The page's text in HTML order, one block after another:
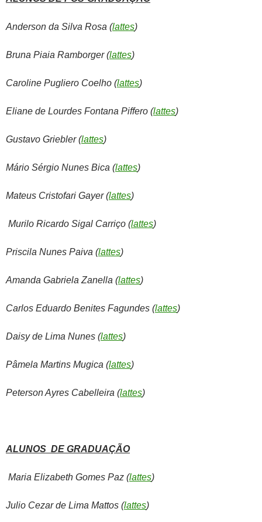
Anderson da Silva Rosa (lattes)
Bruna Piaia Ramborger (lattes)
Caroline Pugliero Coelho (lattes)
Eliane de Lourdes Fontana Piffero (lattes)
Gustavo Griebler (lattes)
Mário Sérgio Nunes Bica (lattes)
Mateus Cristofari Gayer (lattes)
Murilo Ricardo Sigal Carriço (lattes)
Priscila Nunes Paiva (lattes)
Amanda Gabriela Zanella (lattes)
Carlos Eduardo Benites Fagundes (lattes)
Daisy de Lima Nunes (lattes)
Pâmela Martins Mugica (lattes)
Peterson Ayres Cabelleira (lattes)
ALUNOS DE GRADUAÇÃO
Maria Elizabeth Gomes Paz (lattes)
Julio Cezar de Lima Mattos (lattes)